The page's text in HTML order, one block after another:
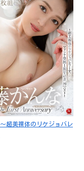
美裸体のリケジョバレ